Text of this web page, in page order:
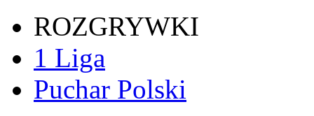
ROZGRYWKI
1 Liga
Puchar Polski